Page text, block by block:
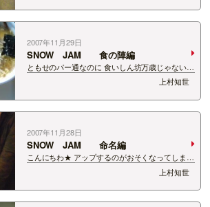
味し！！
2007年11月29日
SNOW JAM 食の陣編
ともせのパー通なのに 食いしん坊万歳じゃない
の？ そんなリクエストに勝手にお答えして もち
ろんこの写真!! 今回のSNOWJAM、 会場の外には
新潟食の陣が登場!! どれもこれもめちゃくちゃお
いしそうでした＾ー＾ 初日は…
上村知世
2007年11月28日
SNOW JAM 命名編
こんにちわ★ アップするのがおそくなってしまい
申し訳ありませんでした!! そして、２４・２５日
のSNOW JAMに来てくださった皆さん！ 本当
にありがとうございました＾−＾ｖ さてさて、私
といえば、 金曜日のプレ特番です…
上村知世